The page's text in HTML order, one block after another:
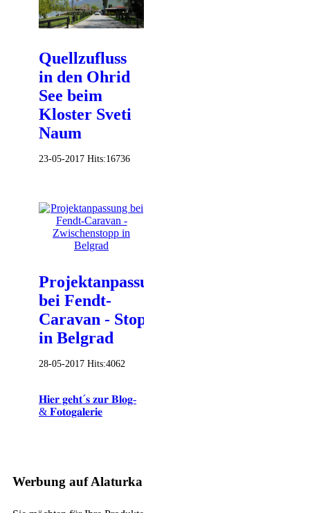
Quellzufluss
in den Ohrid
See beim
Kloster Sveti
Naum
23-05-2017 Hits:16736
Projektanpassung
bei Fendt-
Caravan - Stopp
in Belgrad
28-05-2017 Hits:4062
𝐇𝐢𝐞𝐫 𝐠𝐞𝐡𝐭´𝐬 𝐳𝐮𝐫 𝐁𝐥𝐨𝐠-
& 𝐅𝐨𝐭𝐨𝐠𝐚𝐥𝐞𝐫𝐢𝐞
Werbung auf Alaturka